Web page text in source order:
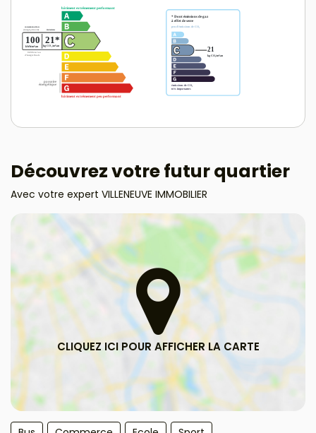
Découvrez votre futur quartier
Avec votre expert VILLENEUVE IMMOBILIER